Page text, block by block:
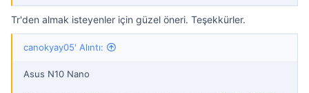
Tr'den almak isteyenler için güzel öneri. Teşekkürler.
canokyay05' Alıntı:
Asus N10 Nano